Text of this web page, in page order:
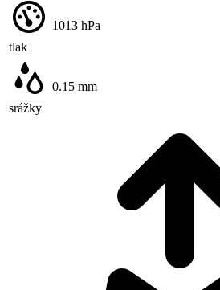
tlak
1013 hPa
srážky
0.15 mm